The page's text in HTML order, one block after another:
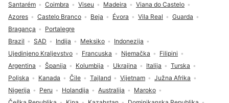
Brazil SAD Indija Meksiko
Indonezija
Ujedinjeno Kraljevstvo
Francuska Njemačka
Filipini
Argentina
Španija Kolumbija Ukrajina Italija
Turska
Poljska
Kanada Čile Tajland Vijetnam
Južna Afrika
Nigerija
Peru Holandija Australija
Maroko
Santarém
Coimbra Viseu Madeira
Viana do Castelo
Azores
Castelo Branco Beja Évora Vila Real
Guarda
Bragança
Portalegre